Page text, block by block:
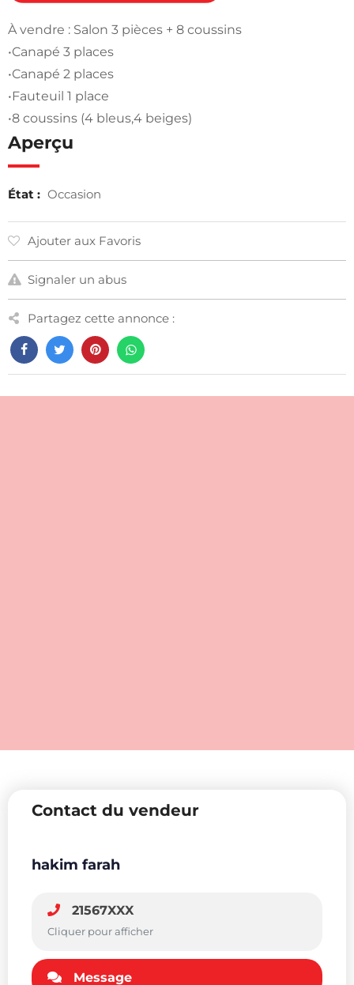
À vendre : Salon 3 pièces + 8 coussins
•Canapé 3 places
•Canapé 2 places
•Fauteuil 1 place
•8 coussins (4 bleus,4 beiges)
Aperçu
État : Occasion
Ajouter aux Favoris
Signaler un abus
Partagez cette annonce :
Contact du vendeur
hakim farah
21567XXX
Cliquer pour afficher
Message